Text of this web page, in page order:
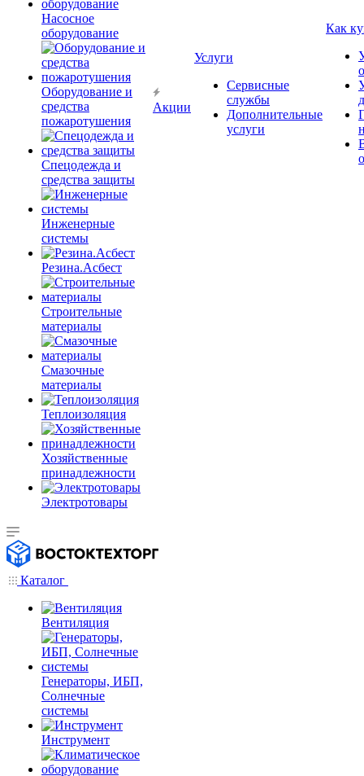
Насосное
оборудование
Оборудование и
средства
пожаротушения
Спецодежда и
средства защиты
Инженерные
системы
Резина.Асбест
Строительные
материалы
Смазочные
материалы
Теплоизоляция
Хозяйственные
принадлежности
Электротовары
Акции
Услуги
Сервисные
службы
Дополнительные
услуги
Как
Каталог
Вентиляция
Генераторы, ИБП,
Солнечные
системы
Инструмент